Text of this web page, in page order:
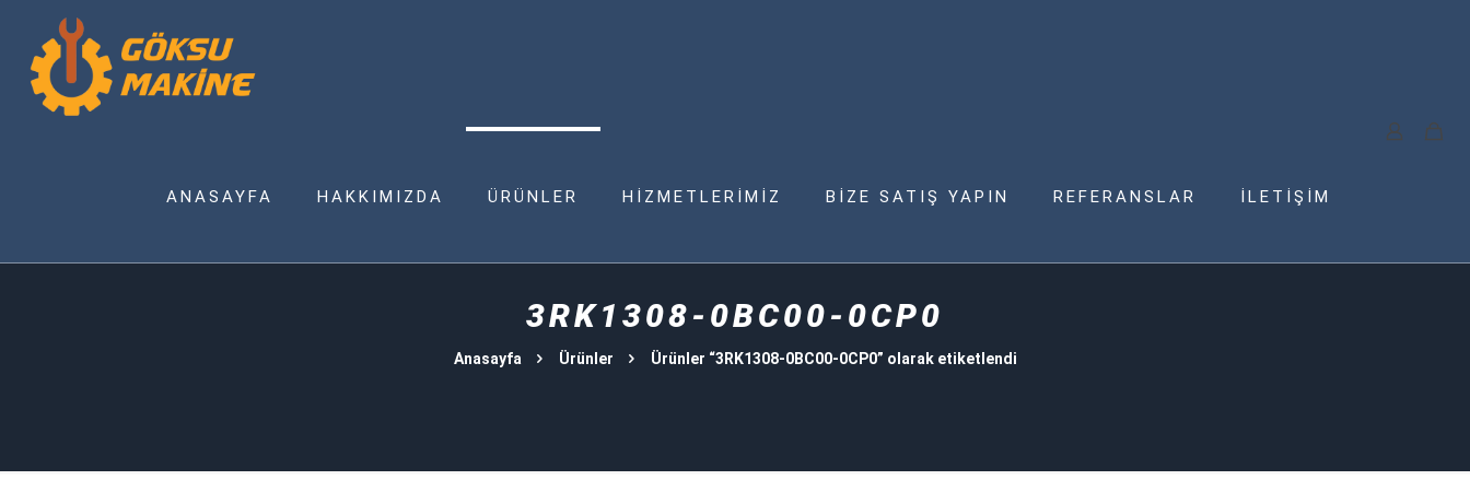
ANASAYFA HAKKIMIZDA ÜRÜNLER HİZMETLERİMİZ BİZE SATIŞ YAPIN REFERANSLAR İLETİŞİM
3RK1308-0BC00-0CP0
Anasayfa Ürünler Ürünler “3RK1308-0BC00-0CP0” olarak etiketlendi